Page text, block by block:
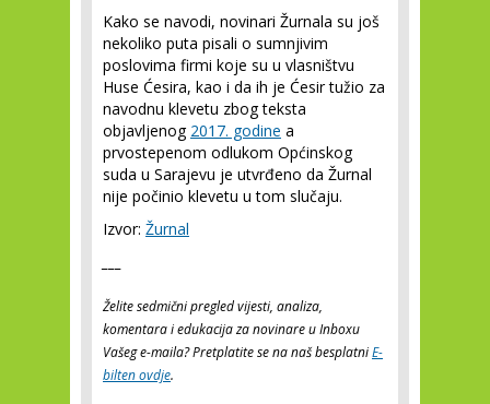
Kako se navodi, novinari Žurnala su još
nekoliko puta pisali o sumnjivim
poslovima firmi koje su u vlasništvu
Huse Ćesira, kao i da ih je Ćesir tužio za
navodnu klevetu zbog teksta
objavljenog 2017. godine a
prvostepenom odlukom Općinskog
suda u Sarajevu je utvrđeno da Žurnal
nije počinio klevetu u tom slučaju.
Izvor: Žurnal
Želite sedmični pregled vijesti, analiza,
komentara i edukacija za novinare u Inboxu
Vašeg e-maila? Pretplatite se na naš besplatniE-
bilten ovdje.